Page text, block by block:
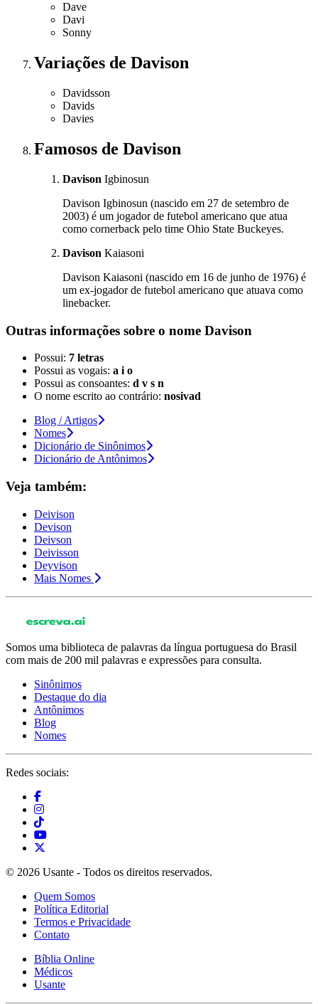
Dave
Davi
Sonny
Variações de Davison
Davidsson
Davids
Davies
Famosos de Davison
Davison Igbinosun
Davison Igbinosun (nascido em 27 de setembro de
2003) é um jogador de futebol americano que atua
como cornerback pelo time Ohio State Buckeyes.
Davison Kaiasoni
Davison Kaiasoni (nascido em 16 de junho de 1976) é
um ex-jogador de futebol americano que atuava como
linebacker.
Outras informações sobre o nome Davison
Possui: 7 letras
Possui as vogais: a i o
Possui as consoantes: d v s n
O nome escrito ao contrário: nosivad
Blog / Artigos
Nomes
Dicionário de Sinônimos
Dicionário de Antônimos
Veja também:
Deivison
Devison
Deivson
Deivisson
Deyvison
Mais Nomes
Somos uma biblioteca de palavras da língua portuguesa do Brasil
com mais de 200 mil palavras e expressões para consulta.
Sinônimos
Destaque do dia
Antônimos
Blog
Nomes
Redes sociais:
© 2026 Usante - Todos os direitos reservados.
Quem Somos
Política Editorial
Termos e Privacidade
Contato
Bíblia Online
Médicos
Usante